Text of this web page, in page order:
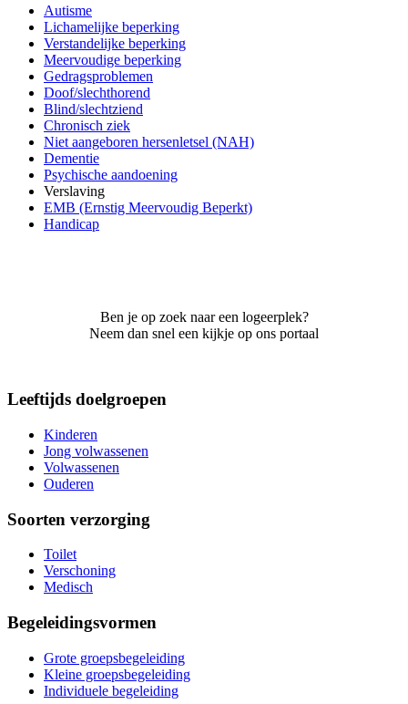
Autisme
Lichamelijke beperking
Verstandelijke beperking
Meervoudige beperking
Gedragsproblemen
Doof/slechthorend
Blind/slechtziend
Chronisch ziek
Niet aangeboren hersenletsel (NAH)
Dementie
Psychische aandoening
Verslaving
EMB (Ernstig Meervoudig Beperkt)
Handicap
Ben je op zoek naar een logeerplek?
Neem dan snel een kijkje op ons portaal
Leeftijds doelgroepen
Kinderen
Jong volwassenen
Volwassenen
Ouderen
Soorten verzorging
Toilet
Verschoning
Medisch
Begeleidingsvormen
Grote groepsbegeleiding
Kleine groepsbegeleiding
Individuele begeleiding